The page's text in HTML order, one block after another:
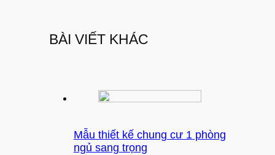
BÀI VIẾT KHÁC
Mẫu thiết kế chung cư 1 phòng
ngủ sang trọng